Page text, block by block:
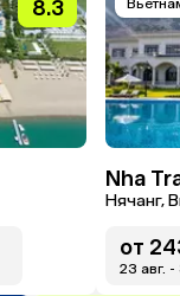
8.3
Нячанг,
от
23 авг.